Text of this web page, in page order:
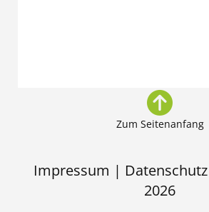
Zum Seitenanfang
Impressum | Datenschutz
2026